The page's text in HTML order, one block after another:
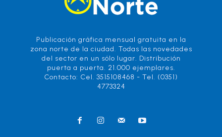
Publicación gráfica mensual gratuita en la
zona norte de la ciudad. Todas las novedades
del sector en un sólo lugar. Distribución
puerta a puerta. 21.000 ejemplares.
Contacto: Cel. 3515108468 - Tel. (0351)
4773324